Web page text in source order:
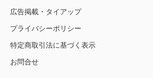
広告掲載・タイアップ
プライバシーポリシー
特定商取引法に基づく表示
お問合せ